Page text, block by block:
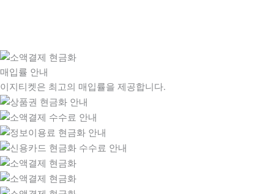
매입률 안내
이지티켓은 최고의 매입률을 제공합니다.